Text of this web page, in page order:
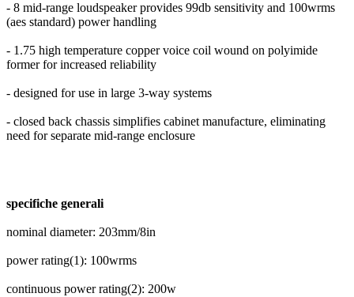
- 8 mid-range loudspeaker provides 99db sensitivity and 100wrms
(aes standard) power handling
- 1.75 high temperature copper voice coil wound on polyimide
former for increased reliability
- designed for use in large 3-way systems
- closed back chassis simplifies cabinet manufacture, eliminating
need for separate mid-range enclosure
specifiche generali
nominal diameter: 203mm/8in
power rating(1): 100wrms
continuous power rating(2): 200w